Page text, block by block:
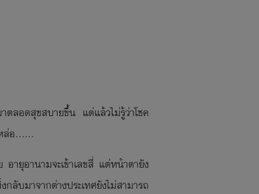
ตลอดสุขสบายขึ้น แต่แล้วไม่รู้ว่าโชค
ล่อ......
ยุอานามจะเข้าเลขสี่ แต่หน้าตายัง
ลับมาจากต่างประเทศยังไม่สามารถ